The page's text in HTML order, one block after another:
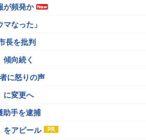
が頻発か
なった」
長を批判
向続く
に怒りの声
に変更へ
助手を逮捕
をアピール